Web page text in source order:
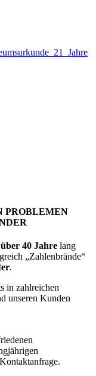
PROBLEMEN
über 40 Jahre lang
„Zahlenbrände“
.
in zahlreichen
unseren Kunden